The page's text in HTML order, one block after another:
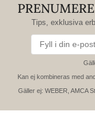
Tips, exklusiva
Kan ej kombineras med
Gäller ej: WEBER, AMCA